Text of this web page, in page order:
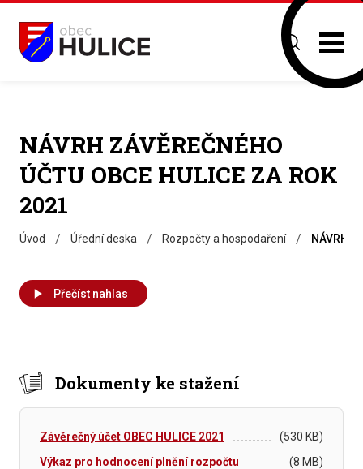
NÁVRH ZÁVĚREČNÉHO
ÚČTU OBCE HULICE ZA ROK
2021
Úvod / Úřední deska / Rozpočty a hospodaření / NÁVRH
Přečíst nahlas
Dokumenty ke stažení
Závěrečný účet OBEC HULICE 2021
(530 KB)
Výkaz pro hodnocení plnění rozpočtu
(8 MB)